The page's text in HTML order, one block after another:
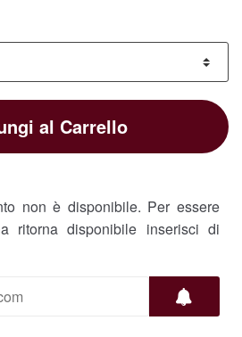
al Carrello
non è disponibile. Per essere
ritorna disponibile inserisci di